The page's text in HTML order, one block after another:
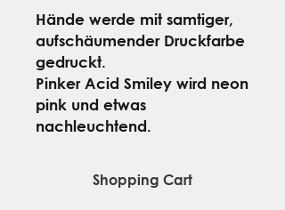
Hände werde mit samtiger,
aufschäumender Druckfarbe
gedruckt.
Pinker Acid Smiley wird neon
pink und etwas
nachleuchtend.
Shopping Cart